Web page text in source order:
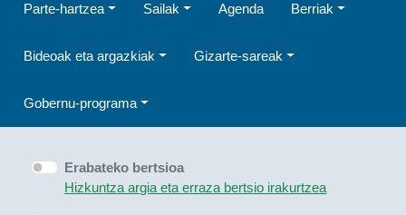
Parte-hartzea Sailak Agenda Berriak
Bideoak eta argazkiak Gizarte-sareak
Gobernu-programa
Erabateko bertsioa
Hizkuntza argia eta erraza bertsio irakurtzea